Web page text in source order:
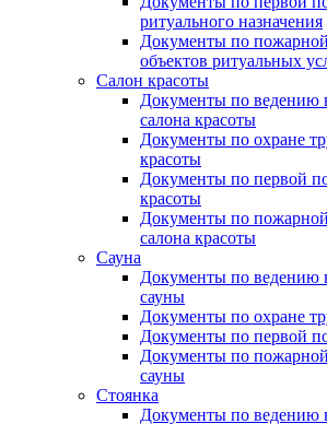
ритуального назначения
Документы по пожарной
объектов ритуальных
Салон красоты
Документы по ведению
салона красоты
Документы по охране
красоты
Документы по первой
красоты
Документы по пожарной
салона красоты
Сауна
Документы по ведению
сауны
Документы по охране
Документы по первой
Документы по пожарной
сауны
Стоянка
Документы по ведению